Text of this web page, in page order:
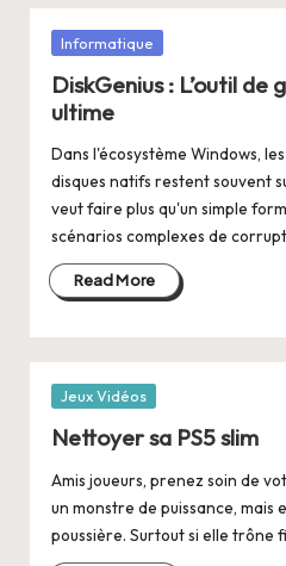
Posted
Informatique
DiskGenius : L’outil
ultime
Dans l'écosystème Windows,
disques natifs restent souvent
veut faire plus qu'un simple
scénarios complexes de
Read More
Posted
Jeux Vidéos
Nettoyer sa PS5 slim
Amis joueurs, prenez soin de
un monstre de puissance, mais
poussière. Surtout si elle trône